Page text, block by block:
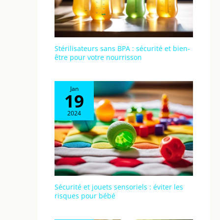
Stérilisateurs sans BPA : sécurité et bien-
être pour votre nourrisson
Jan
19
2024
Sécurité et jouets sensoriels : éviter les
risques pour bébé